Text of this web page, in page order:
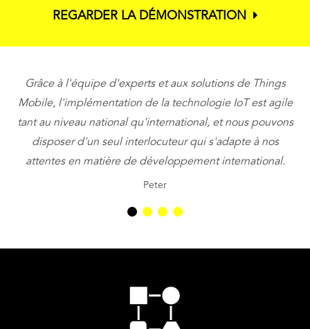
REGARDER LA DÉMONSTRATION
Grâce à l'équipe d'experts et aux solutions de Things
Mobile, l'implémentation de la technologie IoT est agile
tant au niveau national qu'international, et nous pouvons
disposer d'un seul interlocuteur qui s'adapte à nos
attentes en matière de développement international.
Peter